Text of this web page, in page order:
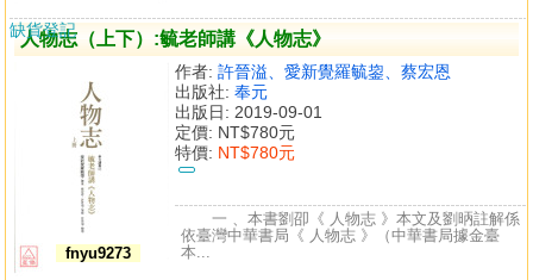
人物志（上下）:毓老師講《人物志》
fnyu9273
作者: 許晉溢、愛新覺羅毓鋆、蔡宏恩
出版社: 奉元
出版日: 2019-09-01
定價: NT$780元
特價: NT$780元
缺貨登記
一 、本書劉卲《 人物志 》本文及劉昞註解係
依臺灣中華書局《 人物志 》（中華書局據金臺
本...